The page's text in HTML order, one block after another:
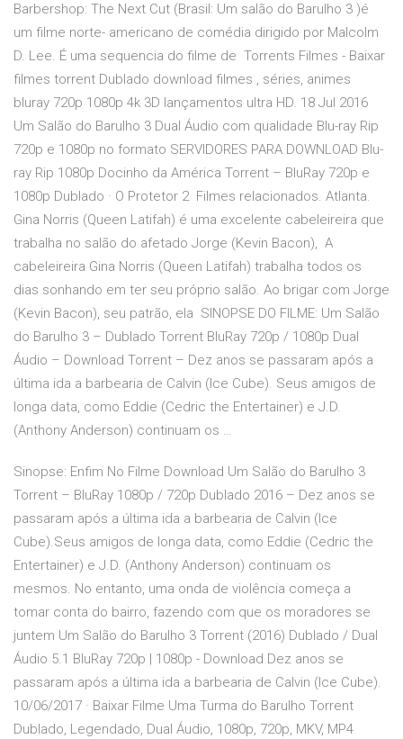
Barbershop: The Next Cut (Brasil: Um salão do Barulho 3 )é
um filme norte- americano de comédia dirigido por Malcolm
D. Lee. É uma sequencia do filme de Torrents Filmes - Baixar
filmes torrent Dublado download filmes , séries, animes
bluray 720p 1080p 4k 3D lançamentos ultra HD. 18 Jul 2016
Um Salão do Barulho 3 Dual Áudio com qualidade Blu-ray Rip
720p e 1080p no formato SERVIDORES PARA DOWNLOAD Blu-
ray Rip 1080p Docinho da América Torrent – BluRay 720p e
1080p Dublado · O Protetor 2 Filmes relacionados. Atlanta.
Gina Norris (Queen Latifah) é uma excelente cabeleireira que
trabalha no salão do afetado Jorge (Kevin Bacon), A
cabeleireira Gina Norris (Queen Latifah) trabalha todos os
dias sonhando em ter seu próprio salão. Ao brigar com Jorge
(Kevin Bacon), seu patrão, ela SINOPSE DO FILME: Um Salão
do Barulho 3 – Dublado Torrent BluRay 720p / 1080p Dual
Áudio – Download Torrent – Dez anos se passaram após a
última ida a barbearia de Calvin (Ice Cube). Seus amigos de
longa data, como Eddie (Cedric the Entertainer) e J.D.
(Anthony Anderson) continuam os …
Sinopse: Enfim No Filme Download Um Salão do Barulho 3
Torrent – BluRay 1080p / 720p Dublado 2016 – Dez anos se
passaram após a última ida a barbearia de Calvin (Ice
Cube).Seus amigos de longa data, como Eddie (Cedric the
Entertainer) e J.D. (Anthony Anderson) continuam os
mesmos. No entanto, uma onda de violência começa a
tomar conta do bairro, fazendo com que os moradores se
juntem Um Salão do Barulho 3 Torrent (2016) Dublado / Dual
Áudio 5.1 BluRay 720p | 1080p - Download Dez anos se
passaram após a última ida a barbearia de Calvin (Ice Cube).
10/06/2017 · Baixar Filme Uma Turma do Barulho Torrent
Dublado, Legendado, Dual Áudio, 1080p, 720p, MKV, MP4